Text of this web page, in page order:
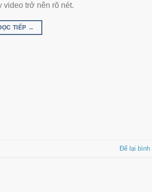
video trở nên rõ nét.
TIẾP →
Để lại bình